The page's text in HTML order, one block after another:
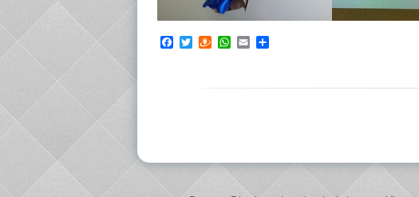
Facebook
TwitterDraugiem
WhatsApp
Email